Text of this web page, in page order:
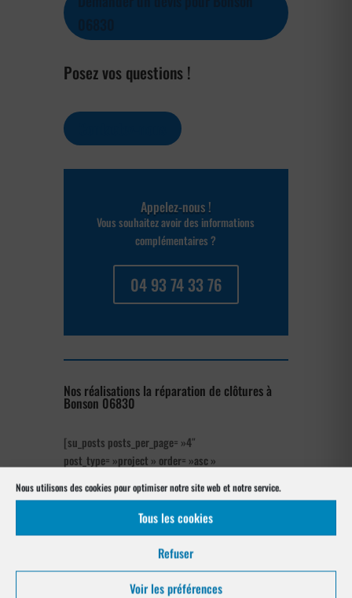
Nous utilisons des cookies pour optimiser notre site web et notre service.
Tous les cookies
Refuser
Voir les préférences
Posez vos questions !
Appelez-nous !
Vous souhaitez avoir des informations
complémentaires ?
04 93 74 33 76
Nos réalisations la réparation de clôtures à
Bonson 06830
[su_posts posts_per_page= »4″
post_type= »project » order= »asc »
Notre gamme pour la pose
à Bonson 06830